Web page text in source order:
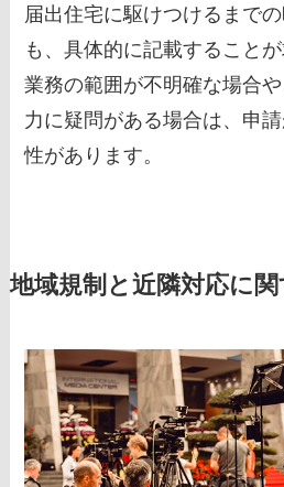
届出住宅に駆けつけるまで
も、具体的に記載すること
業務の範囲が不明確な場合
力に疑問がある場合は、申
性があります。
地域規制と近隣対応に